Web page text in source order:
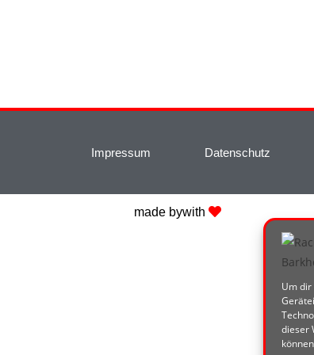
Um dir
dieser
Impressum Datenschutz
made bywith